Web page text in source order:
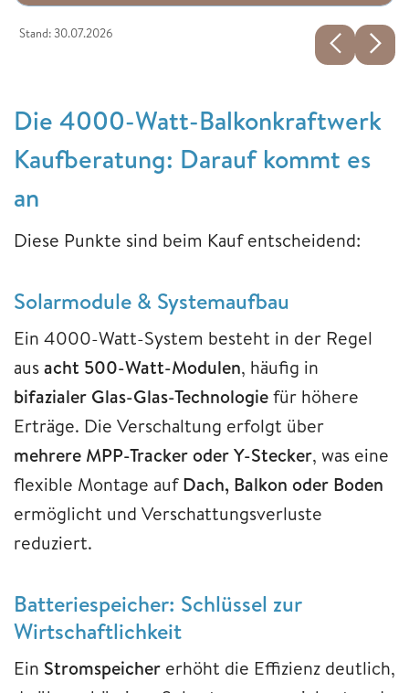
Stand: 30.07.2026
Die 4000-Watt-Balkonkraftwerk
Kaufberatung: Darauf kommt es
an
Diese Punkte sind beim Kauf entscheidend:
Solarmodule & Systemaufbau
Ein 4000-Watt-System besteht in der Regel
ausacht 500-Watt-Modulen, häufig in
bifazialer Glas-Glas-Technologiefür höhere
Erträge. Die Verschaltung erfolgt über
mehrere MPP-Tracker oder Y-Stecker, was eine
flexible Montage aufDach, Balkon oder Boden
ermöglicht und Verschattungsverluste
reduziert.
Batteriespeicher: Schlüssel zur
Wirtschaftlichkeit
Ein Stromspeicher erhöht die Effizienz deutlich,